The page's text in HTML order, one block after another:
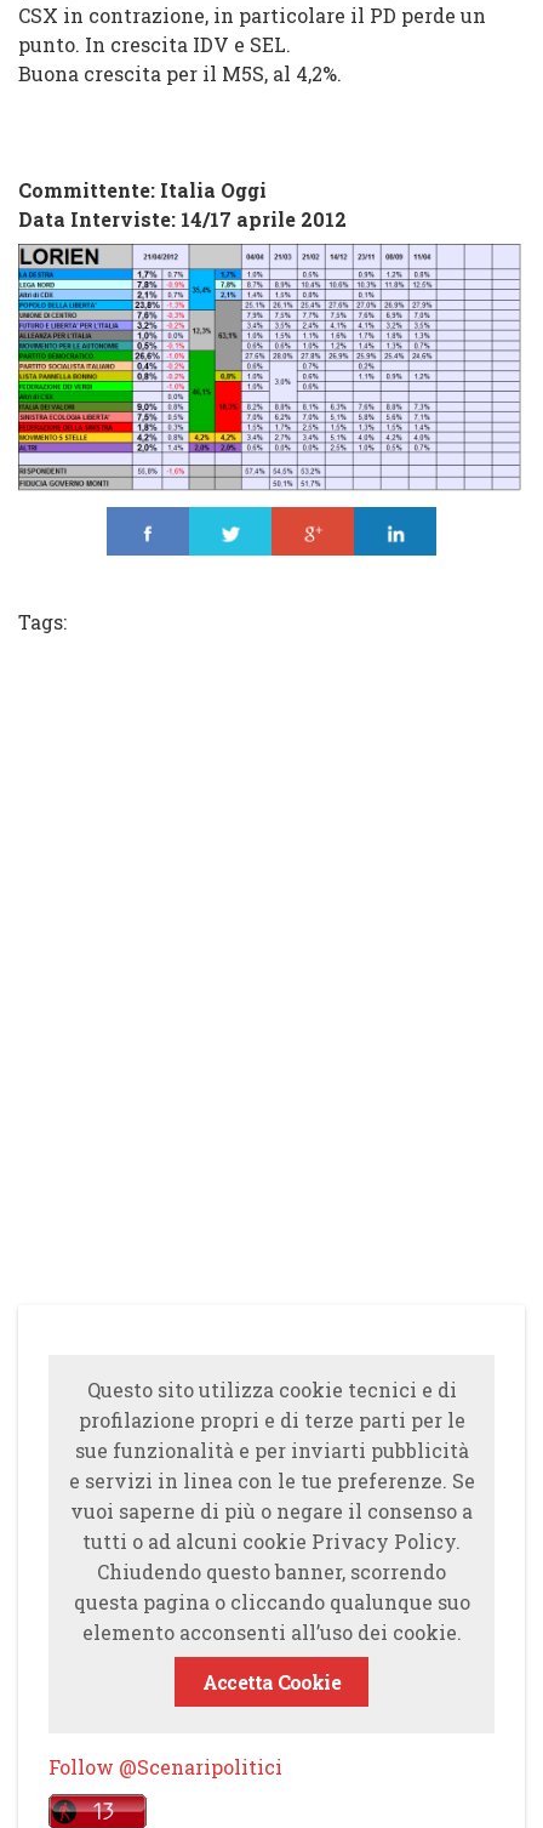
CSX in contrazione, in particolare il PD perde un
punto. In crescita IDV e SEL.
Buona crescita per il M5S, al 4,2%.
Committente: Italia Oggi
Data Interviste: 14/17 aprile 2012
Tags:
Questo sito utilizza cookie tecnici e di
profilazione propri e di terze parti per le
sue funzionalità e per inviarti pubblicità
e servizi in linea con le tue preferenze. Se
vuoi saperne di più o negare il consenso a
tutti o ad alcuni cookie Privacy Policy.
Chiudendo questo banner, scorrendo
questa pagina o cliccando qualunque suo
elemento acconsenti all’uso dei cookie.
Accetta Cookie
Follow @Scenaripolitici